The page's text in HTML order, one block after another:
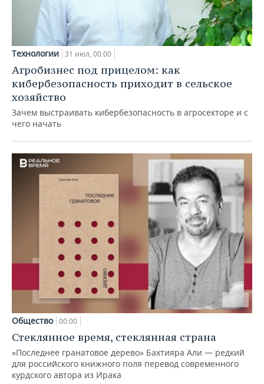
Технологии 31 июл, 00:00
Агробизнес под прицелом: как
кибербезопасность приходит в сельское
хозяйство
Зачем выстраивать кибербезопасность в агросекторе и с
чего начать
Общество 00:00
Стеклянное время, стеклянная страна
«Последнее гранатовое дерево» Бахтияра Али — редкий
для российского книжного поля перевод современного
курдского автора из Ирака